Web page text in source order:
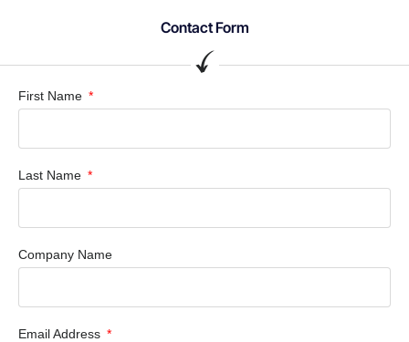
Contact Form
First Name
Last Name
Company Name
Email Address